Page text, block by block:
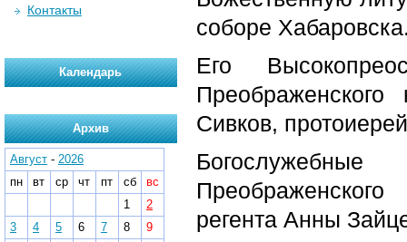
соборе
Его
Сивков,
регента Анны
Контакты
Календарь
Архив
Август - 2026
пн
вт ср чт пт сб
вс
1
2
3
4 5 6 7 8
9